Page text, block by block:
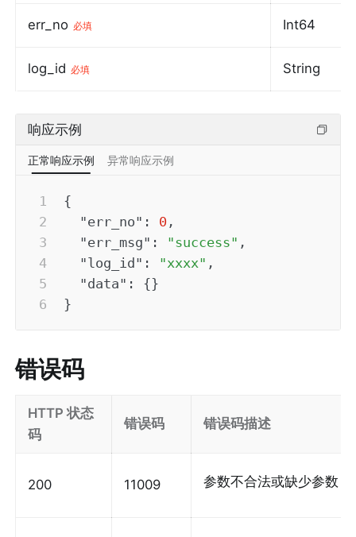
err_no 必填 Int64
log_id 必填 String
响应示例
正常响应示例 异常响应示例
{
"err_no" : 0 ,
"err_msg" : "success" ,
"log_id" : "xxxx" ,
"data" : {}
}
错误码
HTTP 状态
码
错误码 错误码描述
200 11009 参数不合法或缺少参数